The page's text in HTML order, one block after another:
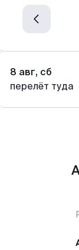
8 авг, сб
перелёт туда